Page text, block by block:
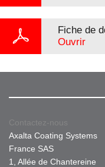
Fiche de
Ouvrir
Contactez-nous
Axalta Coating Systems
France SAS
1, Allée de Chantereine